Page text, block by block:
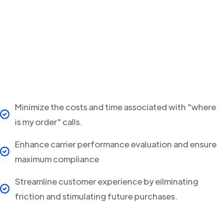
Minimize the costs and time associated with "where
is my order" calls.
Enhance carrier performance evaluation and ensure
maximum compliance
Streamline customer experience by eilminating
friction and stimulating future purchases.